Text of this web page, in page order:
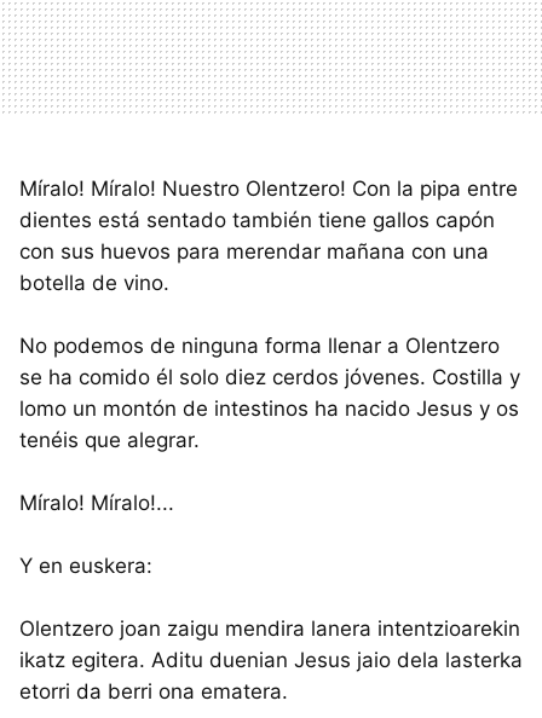
Míralo! Míralo! Nuestro Olentzero! Con la pipa entre
dientes está sentado también tiene gallos capón
con sus huevos para merendar mañana con una
botella de vino.
No podemos de ninguna forma llenar a Olentzero
se ha comido él solo diez cerdos jóvenes. Costilla y
lomo un montón de intestinos ha nacido Jesus y os
tenéis que alegrar.
Míralo! Míralo!...
Y en euskera:
Olentzero joan zaigu mendira lanera intentzioarekin
ikatz egitera. Aditu duenian Jesus jaio dela lasterka
etorri da berri ona ematera.